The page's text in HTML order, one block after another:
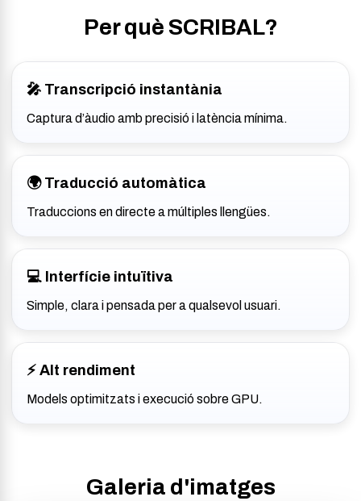
Per què SCRIBAL?
🎤 Transcripció instantània
Captura d’àudio amb precisió i latència mínima.
🌍 Traducció automàtica
Traduccions en directe a múltiples llengües.
💻 Interfície intuïtiva
Simple, clara i pensada per a qualsevol usuari.
⚡ Alt rendiment
Models optimitzats i execució sobre GPU.
Galeria d'imatges